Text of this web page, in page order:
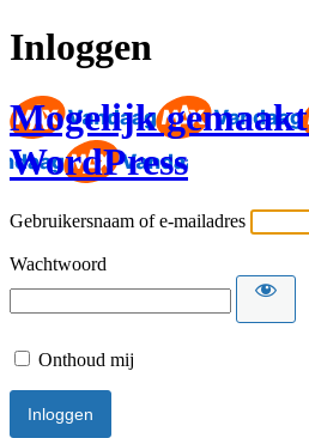
Inloggen
Mogelijk
WordPress
Gebruikersnaam of e-mailadres
Wachtwoord
Onthoud mij